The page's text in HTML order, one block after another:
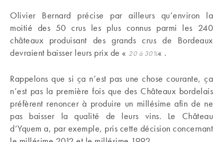
Olivier Bernard précise par ailleurs qu’environ la
moitié des 50 crus les plus connus parmi les 240
châteaux produisant des grands crus de Bordeaux
devraient baisser leurs prix de « 20 à 30%« .
Rappelons que si ça n’est pas une chose courante, ça
n’est pas la première fois que des Châteaux bordelais
préfèrent renoncer à produire un millésime afin de ne
pas baisser la qualité de leurs vins. Le Château
d’Yquem a, par exemple, pris cette décision concernant